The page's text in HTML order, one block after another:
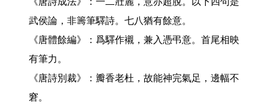
武侯論，非籌筆驛詩。七八猶有餘意。
《唐體餘編》：爲驛作襯，兼入憑弔意。首尾相映
有筆力。
《唐詩別裁》：瓣香老杜，故能神完氣足，邊幅不
窘。